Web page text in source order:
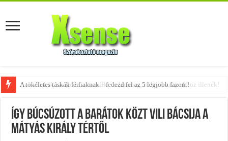
A tökéletes táskák férfiaknak – fedezd fel az 5 legjobb fazont!
Így búcsúzott a Barátok közt Vili bácsija a
Mátyás király tértől